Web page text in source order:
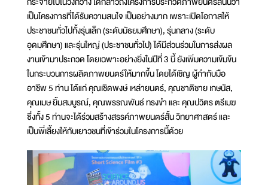
เป็นโครงการที่ได้รับความสนใจ เป็นอย่างมาก เพราะเปิดโอกาสให้
ประชาชนทั่วไปทั้งรุ่นเล็ก (ระดับมัธยมศึกษา), รุ่นกลาง (ระดับ
อุดมศึกษา) และรุ่นใหญ่ (ประชาชนทั่วไป) ได้มีส่วนร่วมในการส่งผล
งานเข้ามาประกวด โดยเฉพาะอย่างยิ่งในปีที่ 3 นี้ ยังเพิ่มความเข้มข้น
ในกระบวนการผลิตภาพยนตร์ให้มากขึ้น โดยได้เชิญ ผู้กำกับมือ
อาชีพ 5 ท่าน ได้แก่ คุณเชิดพงษ์ เหล่ายนตร์, คุณชาติชาย เกษนัส,
คุณเมษ ยิ้มสมบูรณ์, คุณพรรณพันธ์ ทรงขำ และ คุณปวิตร ตรีเมฆ
ซึ่งทั้ง 5 ท่านจะได้ร่วมสร้างสรรค์ภาพยนตร์สั้น วิทยาศาสตร์ และ
เป็นพี่เลี้ยงให้กับเยาวชนที่เข้าร่วมในโครงการนี้ด้วย